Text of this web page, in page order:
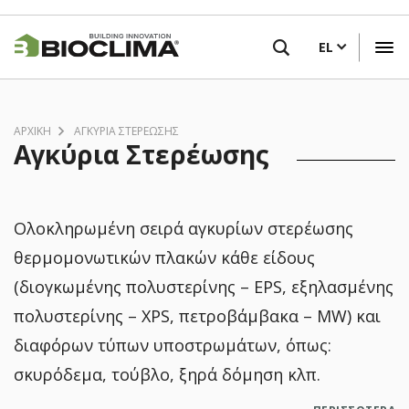
Παράκαμψη
προς
το
κυρίως
EL
ΑΡΧΙΚΗ ΑΓΚΎΡΙΑ ΣΤΕΡΈΩΣΗΣ
Αγκύρια Στερέωσης
Ολοκληρωμένη σειρά αγκυρίων στερέωσης
θερμομονωτικών πλακών κάθε είδους
(διογκωμένης πολυστερίνης – EPS, εξηλασμένης
πολυστερίνης – XPS, πετροβάμβακα – MW) και
διαφόρων τύπων υποστρωμάτων, όπως:
σκυρόδεμα, τούβλο, ξηρά δόμηση κλπ.